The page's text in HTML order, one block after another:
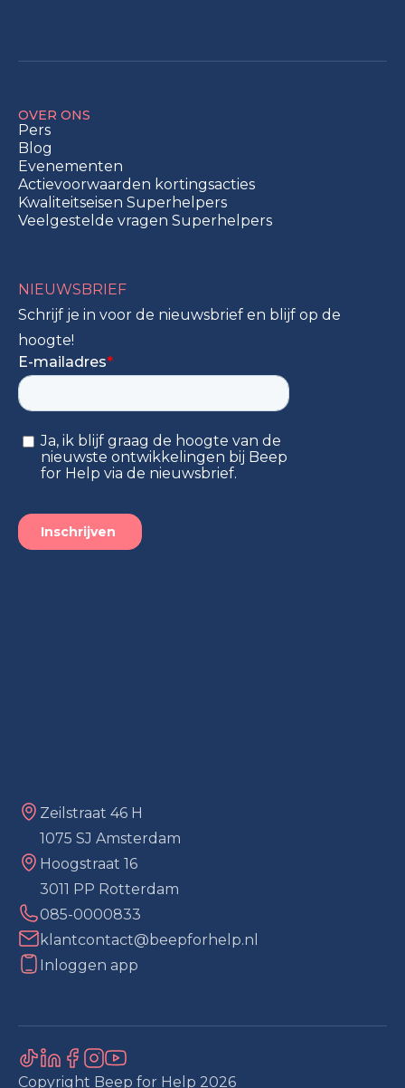
OVER ONS
Pers
Blog
Evenementen
Actievoorwaarden kortingsacties
Kwaliteitseisen Superhelpers
Veelgestelde vragen Superhelpers
Zeilstraat 46 H
1075 SJ Amsterdam
Hoogstraat 16
3011 PP Rotterdam
085-0000833
klantcontact@beepforhelp.nl
Inloggen app
NIEUWSBRIEF
Schrijf je in voor de nieuwsbrief en blijf op de
hoogte!
Copyright Beep for Help 2026